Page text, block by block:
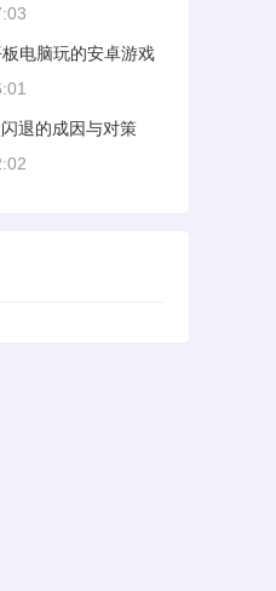
电脑玩的安卓游戏
退的成因与对策